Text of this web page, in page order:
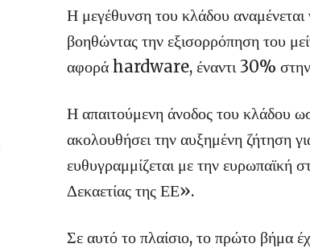
Η μεγέθυνση του κλάδου
βοηθώντας την εξισορρόπηση του
αφορά hardware, έναντι 30% στην
Η απαιτούμενη άνοδος του κλάδου
ακολουθήσει την αυξημένη ζήτηση
ευθυγραμμίζεται με την ευρωπαϊκή
Δεκαετίας της ΕΕ».
Σε αυτό το πλαίσιο, το πρώτο βήμα